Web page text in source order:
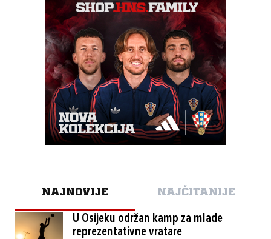
NAJNOVIJE NAJČITANIJE
U Osijeku održan kamp za mlade
reprezentativne vratare